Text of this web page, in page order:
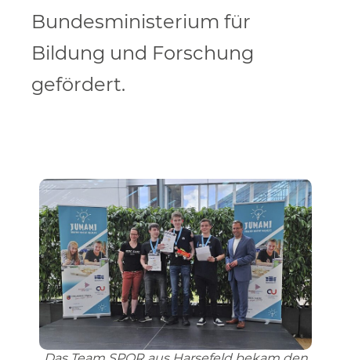
Bundesministerium für
Bildung und Forschung
gefördert.